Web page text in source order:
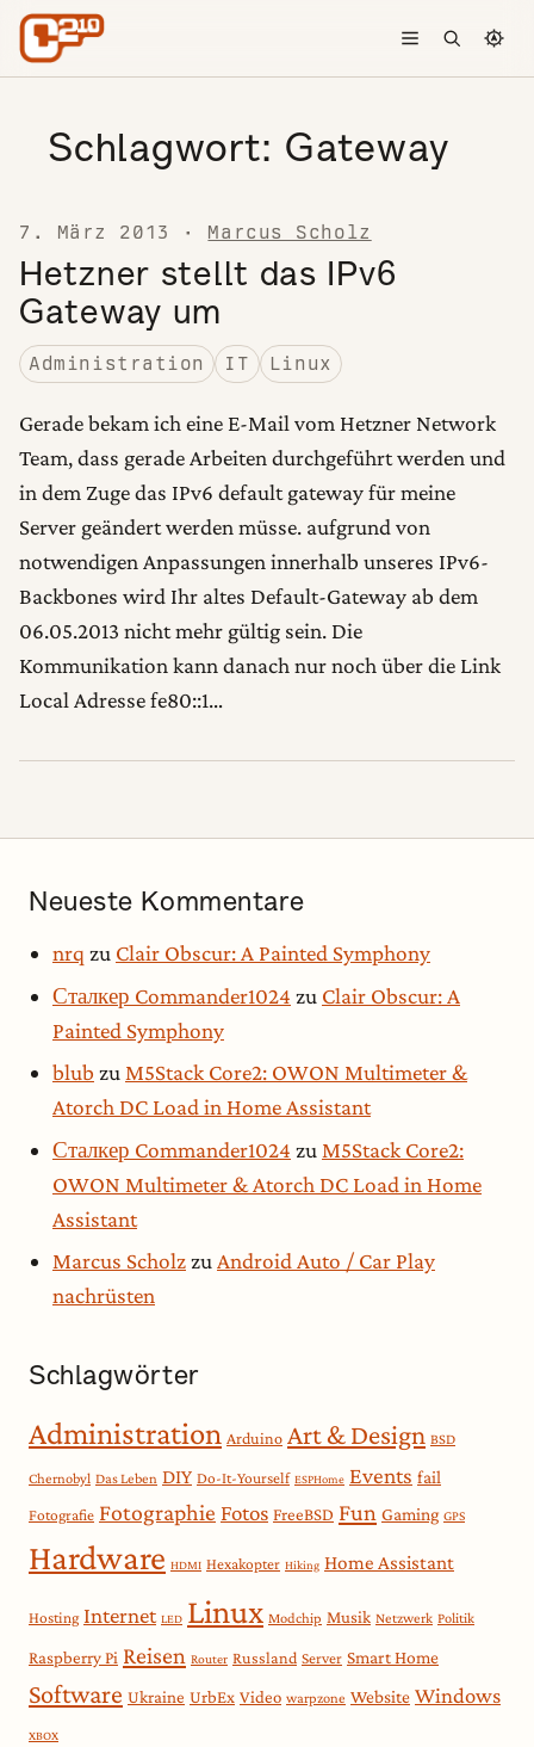
Skip to content
Toggle menu
Open
Schlagwort: Gateway
7. März 2013 · Marcus Scholz
Hetzner stellt das IPv6
Gateway um
Administration IT Linux
Gerade bekam ich eine E-Mail vom Hetzner Network
Team, dass gerade Arbeiten durchgeführt werden und
in dem Zuge das IPv6 default gateway für meine
Server geändert werden müsse. aufgrund von
notwendigen Anpassungen innerhalb unseres IPv6-
Backbones wird Ihr altes Default-Gateway ab dem
06.05.2013 nicht mehr gültig sein. Die
Kommunikation kann danach nur noch über die Link
Local Adresse fe80::1…
Neueste Kommentare
nrq zu Clair Obscur: A Painted Symphony
Сталкер Commander1024 zu Clair Obscur: A
Painted Symphony
blub zu M5Stack Core2: OWON Multimeter &
Atorch DC Load in Home Assistant
Сталкер Commander1024 zu M5Stack Core2:
OWON Multimeter & Atorch DC Load in Home
Assistant
Marcus Scholzzu Android Auto / Car Play
nachrüsten
Schlagwörter
Administration Arduino Art & Design BSD
Chernobyl Das Leben DIY Do-It-Yourself ESPHome Events fail
Fotografie Fotographie Fotos FreeBSD Fun Gaming GPS
Hardware HDMI Hexakopter Hiking Home Assistant
Hosting Internet LED Linux Modchip Musik Netzwerk Politik
Raspberry Pi Reisen Router Russland Server Smart Home
Software Ukraine UrbEx Video warpzone Website Windows
XBOX